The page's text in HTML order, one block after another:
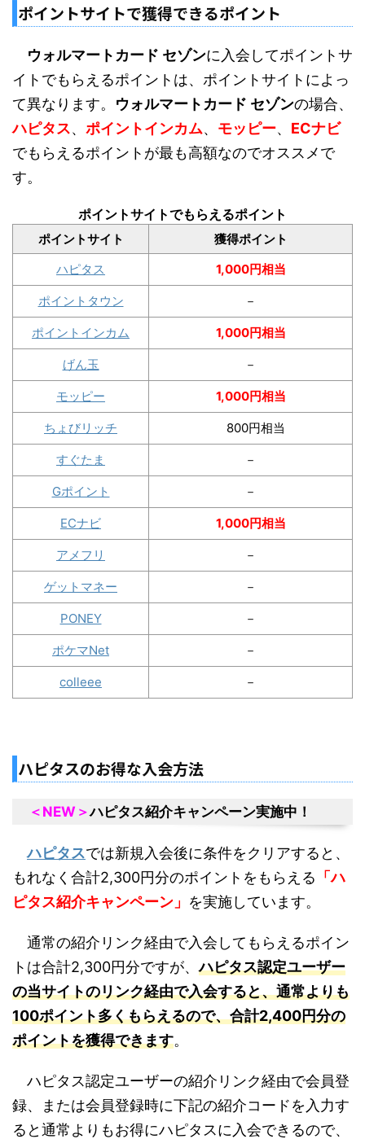
ポイントサイトで獲得できるポイント
ウォルマートカード セゾンに入会してポイントサ
イトでもらえるポイントは、ポイントサイトによっ
て異なります。 ウォルマートカード セゾンの場合、
ハピタス、 ポイントインカム、 モッピー、 ECナビ
でもらえるポイントが最も高額なのでオススメで
す。
ポイントサイトでもらえるポイント
ポイントサイト
獲得ポイント
ハピタス
1,000円相当
ポイントタウン －
ポイントインカム 1,000円相当
げん玉 －
モッピー 1,000円相当
ちょびリッチ 800円相当
すぐたま －
Gポイント －
ECナビ 1,000円相当
アメフリ －
ゲットマネー －
PONEY －
ポケマNet －
colleee －
ハピタスのお得な入会方法
＜NEW＞ハピタス紹介キャンペーン実施中！
ハピタスでは新規入会後に条件をクリアすると、
もれなく合計2,300円分のポイントをもらえる 「ハ
ピタス紹介キャンペーン」 を実施しています。
通常の紹介リンク経由で入会してもらえるポイン
トは合計2,300円分ですが、ハピタス認定ユーザー
の当サイトのリンク経由で入会すると、通常よりも
100ポイント多くもらえるので、合計2,400円分の
ポイントを獲得できます。
ハピタス認定ユーザーの紹介リンク経由で会員登
録、または会員登録時に下記の紹介コードを入力す
ると通常よりもお得にハピタスに入会できるので、